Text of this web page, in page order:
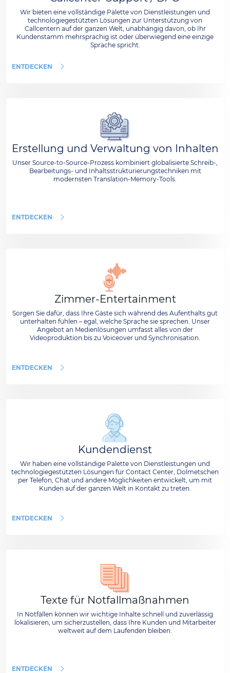
Wir bieten eine vollständige Palette von Dienstleistungen und
technologiegestützten Lösungen zur Unterstützung von
Callcentern auf der ganzen Welt, unabhängig davon, ob Ihr
Kundenstamm mehrsprachig ist oder überwiegend eine einzige
Sprache spricht.
ENTDECKEN
Erstellung und Verwaltung von Inhalten
Unser Source-to-Source-Prozess kombiniert globalisierte Schreib-,
Bearbeitungs- und Inhaltsstrukturierungstechniken mit
modernsten Translation-Memory-Tools.
ENTDECKEN
Zimmer-Entertainment
Sorgen Sie dafür, dass Ihre Gäste sich während des Aufenthalts gut
unterhalten fühlen – egal, welche Sprache sie sprechen. Unser
Angebot an Medienlösungen umfasst alles von der
Videoproduktion bis zu Voiceover und Synchronisation.
ENTDECKEN
Kundendienst
Wir haben eine vollständige Palette von Dienstleistungen und
technologiegestützten Lösungen für Contact Center, Dolmetschen
per Telefon, Chat und andere Möglichkeiten entwickelt, um mit
Kunden auf der ganzen Welt in Kontakt zu treten.
ENTDECKEN
Texte für Notfallmaßnahmen
In Notfällen können wir wichtige Inhalte schnell und zuverlässig
lokalisieren, um sicherzustellen, dass Ihre Kunden und Mitarbeiter
weltweit auf dem Laufenden bleiben.
ENTDECKEN